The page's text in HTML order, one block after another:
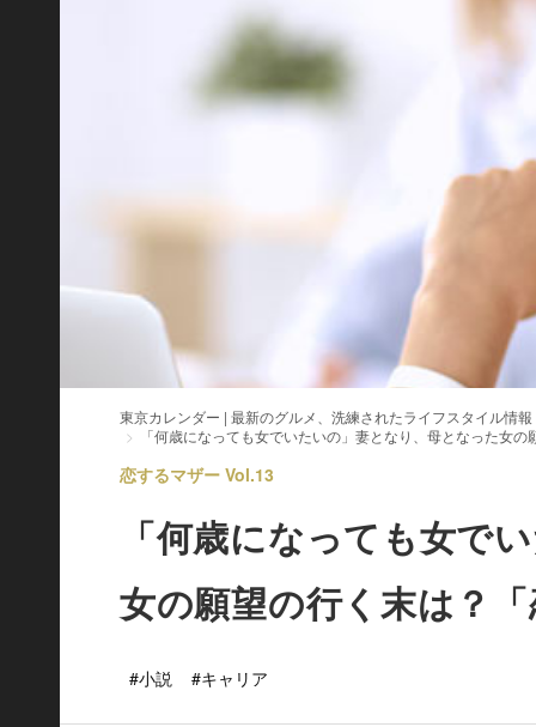
東京カレンダー | 最新のグルメ、洗練されたライフスタイル情報
「何歳になっても女でいたいの」妻となり、母となった女
恋するマザー Vol.13
「何歳になっても女で
女の願望の行く末は？
#小説 #キャリア